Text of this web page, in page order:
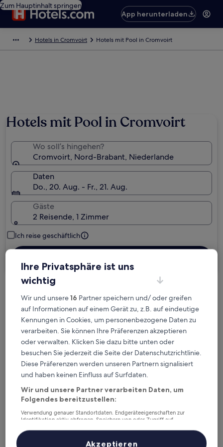
Zum Hauptinhalt springen
App herunterladen
Hotels in Cromvoirt Hotels mit Pool in Cromvoirt
Hotels mit Pool in Cromvoirt
Wo soll’s hingehen?
Cromvoirt, Nord-Brabant, Niederlande
Daten
Do., 20. Aug. - Fr., 21. Aug.
Gäste
2 Reisende, 1 Zimmer
Ich reise geschäftlich
Kostenlose Stornierung bei
Planänderungen
Verdiene Prämien für jede
wahrgenommene Übernachtung
Mehr sparen mit Preisen für Mitglieder
Überprüfe die Preise für diese Daten
Heute
Morgen
Ihre Privatsphäre ist uns
wichtig
Wir und unsere16 Partner speichern und/ oder greifen
auf Informationen auf einem Gerät zu, z.B. auf eindeutige
Kennungen in Cookies, um personenbezogene Daten zu
verarbeiten. Sie können Ihre Präferenzen akzeptieren
oder verwalten. Klicken Sie dazu bitte unten oder
besuchen Sie jederzeit die Seite der Datenschutzrichtlinie.
Diese Präferenzen werden unseren Partnern signalisiert
und haben keinen Einfluss auf Surfdaten.
Wir und unsere Partner verarbeiten Daten, um
Folgendes bereitzustellen:
Verwendung genauer Standortdaten. Endgeräteeigenschaften zur
Identifikation aktiv abfragen. Speichern von oder Zugriff auf
Inhalte, Messung von Werbeleistung und der Performance von Inhalten,
Zielgruppenforschung sowie Entwicklung und Verbesserung von
Akzeptieren